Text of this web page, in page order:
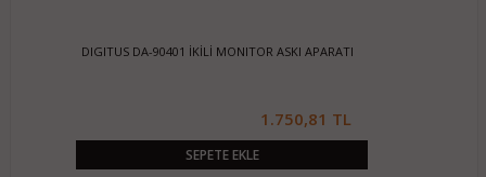
DIGITUS DA-90401 İKİLİ MONITOR ASKI APARATI
1.750,81 TL
SEPETE EKLE